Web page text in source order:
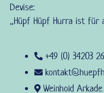
Devise:
„Hüpf Hüpf Hurra ist für
+49 (0) 34203
Weinhold